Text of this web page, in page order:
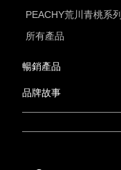
PEACHY荒川青桃系列
所有產品
暢銷產品
品牌故事